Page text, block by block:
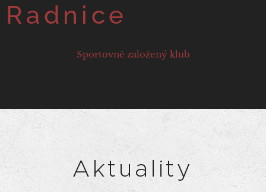
Radnice
Sportovně založený klub
Aktuality